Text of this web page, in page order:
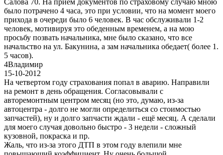
было потрачено 4 часа, это при условии, что на момент моего
прихода в очереди было 6 человек. В час обслуживали 1-2
человек, мотивируя это обеденным временем, а на мою
просьбу позвать начальника, мне было сказано, что все
начальство на ул. Бакунина, а зам начальника обедает( более 1.
5 часов).
4Владимир
15-10-2012
На четвертом году страхования попал в аварию. Направили
на ремонт в день обращения. Согласовывали с
авторемонтным центром месяц (но это, думаю, из-за
автоцентра - долго не могли определиться со стоимостью
запчастей), ну и долго запчасти ждали - ещё месяц. А сделали
для моего случая довольно быстро - 3 недели - сложный
кузовной, покраска и пр.
Жаль, что из-за этого ДТП в этом году влепили мне